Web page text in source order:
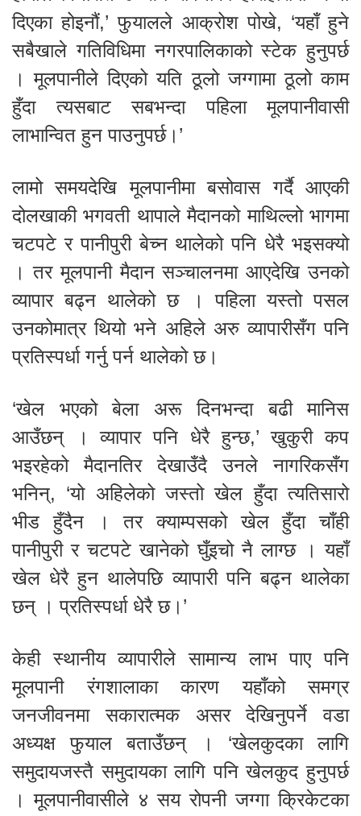
दिएका होइनौं,’ फुयालले आक्रोश पोखे, ‘यहाँ हुने
सबैखाले गतिविधिमा नगरपालिकाको स्टेक हुनुपर्छ
। मूलपानीले दिएको यति ठूलो जग्गामा ठूलो काम
हुँदा त्यसबाट सबभन्दा पहिला मूलपानीवासी
लाभान्वित हुन पाउनुपर्छ।’
लामो समयदेखि मूलपानीमा बसोवास गर्दै आएकी
दोलखाकी भगवती थापाले मैदानको माथिल्लो भागमा
चटपटे र पानीपुरी बेच्न थालेको पनि धेरै भइसक्यो
। तर मूलपानी मैदान सञ्चालनमा आएदेखि उनको
व्यापार बढ्न थालेको छ । पहिला यस्तो पसल
उनकोमात्र थियो भने अहिले अरु व्यापारीसँग पनि
प्रतिस्पर्धा गर्नु पर्न थालेको छ।
‘खेल भएको बेला अरू दिनभन्दा बढी मानिस
आउँछन् । व्यापार पनि धेरै हुन्छ,’ खुकुरी कप
भइरहेको मैदानतिर देखाउँदै उनले नागरिकसँग
भनिन्, ‘यो अहिलेको जस्तो खेल हुँदा त्यतिसारो
भीड हुँदैन । तर क्याम्पसको खेल हुँदा चाँही
पानीपुरी र चटपटे खानेको घुँइचो नै लाग्छ । यहाँ
खेल धेरै हुन थालेपछि व्यापारी पनि बढ्न थालेका
छन् । प्रतिस्पर्धा धेरै छ।’
केही स्थानीय व्यापारीले सामान्य लाभ पाए पनि
मूलपानी रंगशालाका कारण यहाँको समग्र
जनजीवनमा सकारात्मक असर देखिनुपर्ने वडा
अध्यक्ष फुयाल बताउँछन् । ‘खेलकुदका लागि
समुदायजस्तै समुदायका लागि पनि खेलकुद हुनुपर्छ
। मूलपानीवासीले ४ सय रोपनी जग्गा क्रिकेटका